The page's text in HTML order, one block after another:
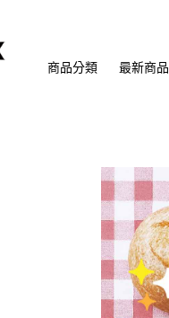
商品分類 最新商品